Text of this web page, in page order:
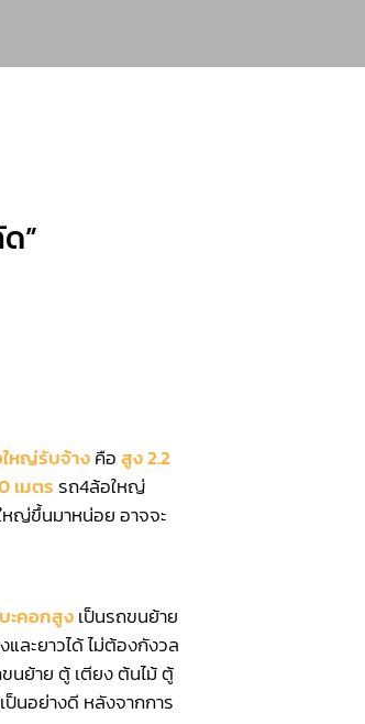
”
หญ่รับจ้างคือสูง 2.2
เมตรรถ4ล้อใหญ่
หญ่ขึ้นมาหน่อย อาจจะ
ะคอกสูงเป็นรถขนย้าย
ละยาวได้ ไม่ต้องกังวล
นย้าย ตู้ เตียง ต้นไม้ ตู้
ป็นอย่างดี หลังจากการ